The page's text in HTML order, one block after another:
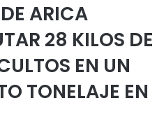
ARICA
28 KILOS DE
EN UN
TONELAJE EN